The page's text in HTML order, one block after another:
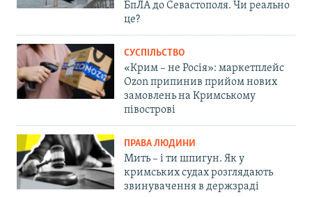
БпЛА до Севастополя. Чи реально
це?
СУСПІЛЬСТВО
«Крим – не Росія»: маркетплейс
Ozon припинив прийом нових
замовлень на Кримському
півострові
ПРАВА ЛЮДИНИ
Мить – і ти шпигун. Як у
кримських судах розглядають
звинувачення в держзраді